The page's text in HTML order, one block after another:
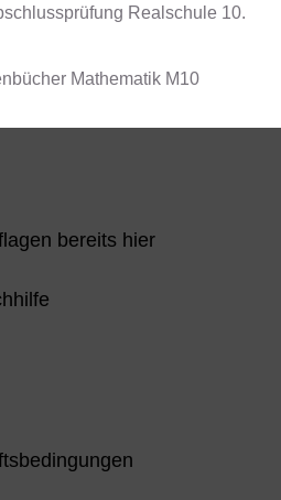
Realschule 10.
Mathematik M10
bereits hier